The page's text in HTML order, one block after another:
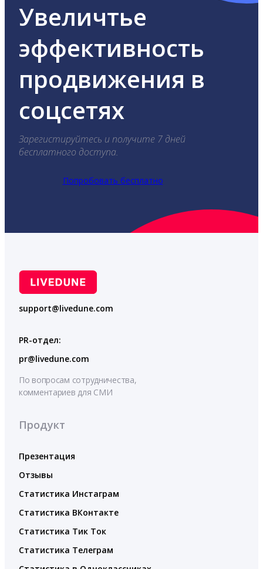
Увеличтье
эффективность
продвижения в
соцсетях
Зарегистируйтесь и получите 7 дней
бесплатного доступа.
Попробовать бесплатно
support@livedune.com
PR-отдел:
pr@livedune.com
По вопросам сотрудничества,
комментариев для СМИ
Продукт
Презентация
Отзывы
Статистика Инстаграм
Статистика ВКонтакте
Статистика Тик Ток
Статистика Телеграм